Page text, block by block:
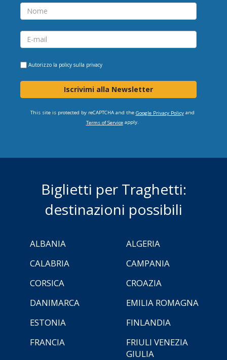
Autorizzo la policy sulla privacy
Iscrivimi alla Newsletter
This site is protected by reCAPTCHA and the Google Privacy Policyand
Terms of Serviceapply.
Biglietti per Traghetti:
destinazioni possibili
ALBANIA
ALGERIA
CALABRIA
CAMPANIA
CORSICA
CROAZIA
DANIMARCA
EMILIA ROMAGNA
ESTONIA
FINLANDIA
FRANCIA
FRIULI VENEZIA
GIULIA